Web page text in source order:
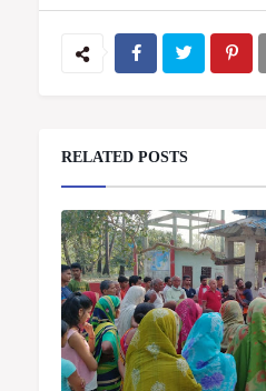
RELATED POSTS